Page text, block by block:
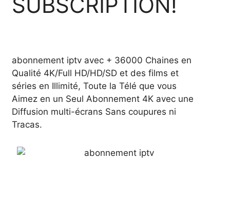
abonnement iptv avec + 36000 Chaines en
Qualité 4K/Full HD/HD/SD et des films et
séries en Illimité, Toute la Télé que vous
Aimez en un Seul Abonnement 4K avec une
Diffusion multi-écrans Sans coupures ni
Tracas.